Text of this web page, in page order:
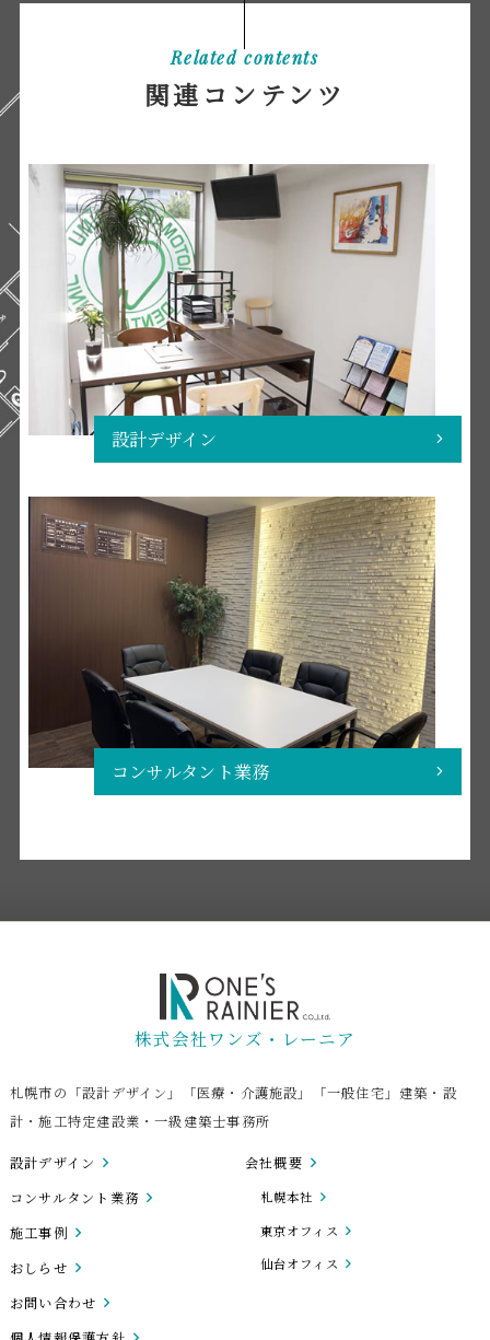
Related contents
関連コンテンツ
設計デザイン
コンサルタント業務
株式会社ワンズ・レーニア
札幌市の「設計デザイン」「医療・介護施設」「一般住宅」建築・設
計・施工特定建設業・一級建築士事務所
設計デザイン
コンサルタント業務
施工事例
おしらせ
会社概要
札幌本社
東京オフィス
仙台オフィス
お問い合わせ